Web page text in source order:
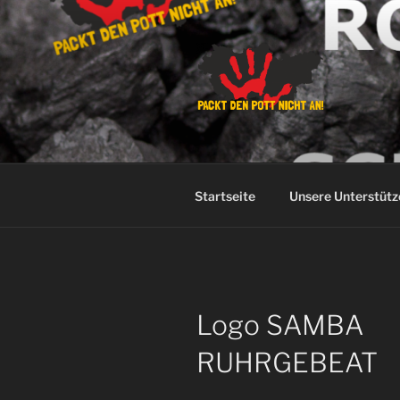
Zum
Inhalt
springen
PACKT
Keinen Platz für
Startseite Unsere
Logo SAMBA
RUHRGEBEAT